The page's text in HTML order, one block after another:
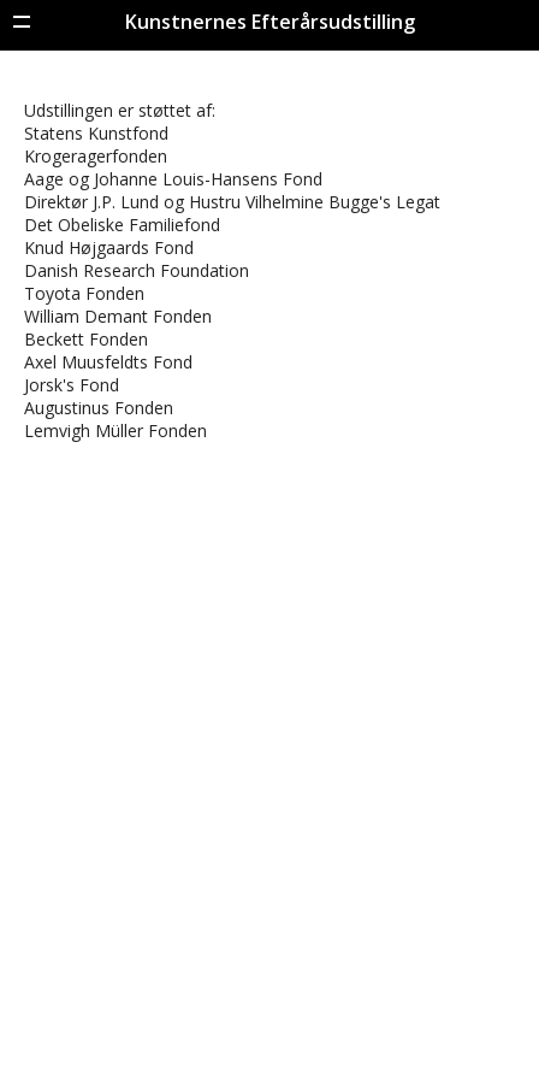
Kunstnernes Efterårsudstilling
Udstillingen er støttet af:
Statens Kunstfond
Krogeragerfonden
Aage og Johanne Louis-Hansens Fond
Direktør J.P. Lund og Hustru Vilhelmine Bugge's Legat
Det Obeliske Familiefond
Knud Højgaards Fond
Danish Research Foundation
Toyota Fonden
William Demant Fonden
Beckett Fonden
Axel Muusfeldts Fond
Jorsk's Fond
Augustinus Fonden
Lemvigh Müller Fonden